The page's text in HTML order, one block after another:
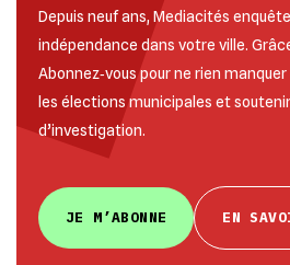
Depuis neuf ans, Mediacités
indépendance dans votre ville.
Abonnez‐vous pour ne rien
les élections municipales et
d’investigation.
JE M’ABONNE EN